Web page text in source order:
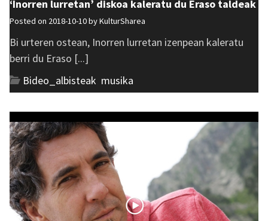
‘Inorren lurretan’ diskoa kaleratu du Eraso taldeak
Posted on 2018-10-10 byKulturSharea
Bi urteren ostean, Inorren lurretan izenpean kaleratu
berri du Eraso [...]
Bideo_albisteak musika